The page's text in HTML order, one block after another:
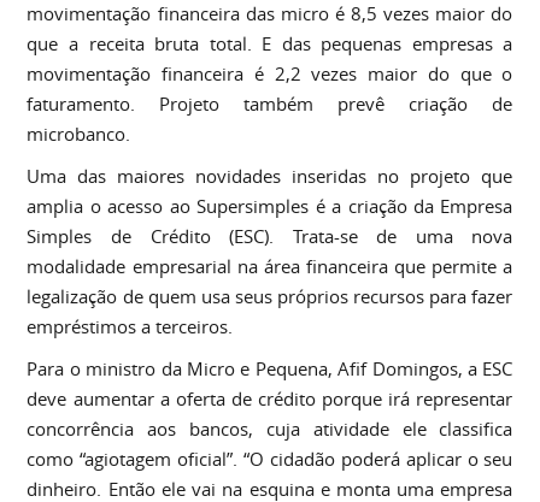
movimentação financeira das micro é 8,5 vezes maior do
que a receita bruta total. E das pequenas empresas a
movimentação financeira é 2,2 vezes maior do que o
faturamento. Projeto também prevê criação de
microbanco.
Uma das maiores novidades inseridas no projeto que
amplia o acesso ao Supersimples é a criação da Empresa
Simples de Crédito (ESC). Trata-se de uma nova
modalidade empresarial na área financeira que permite a
legalização de quem usa seus próprios recursos para fazer
empréstimos a terceiros.
Para o ministro da Micro e Pequena, Afif Domingos, a ESC
deve aumentar a oferta de crédito porque irá representar
concorrência aos bancos, cuja atividade ele classifica
como “agiotagem oficial”. “O cidadão poderá aplicar o seu
dinheiro. Então ele vai na esquina e monta uma empresa